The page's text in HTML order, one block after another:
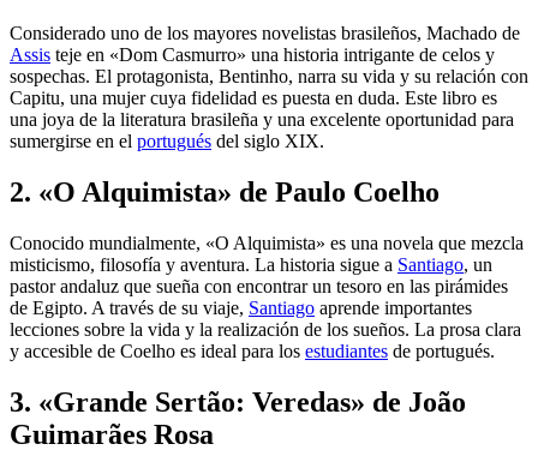
Considerado uno de los mayores novelistas brasileños, Machado de
Assis teje en «Dom Casmurro» una historia intrigante de celos y
sospechas. El protagonista, Bentinho, narra su vida y su relación con
Capitu, una mujer cuya fidelidad es puesta en duda. Este libro es
una joya de la literatura brasileña y una excelente oportunidad para
sumergirse en el portugués del siglo XIX.
2. «O Alquimista» de Paulo Coelho
Conocido mundialmente, «O Alquimista» es una novela que mezcla
misticismo, filosofía y aventura. La historia sigue a Santiago, un
pastor andaluz que sueña con encontrar un tesoro en las pirámides
de Egipto. A través de su viaje, Santiago aprende importantes
lecciones sobre la vida y la realización de los sueños. La prosa clara
y accesible de Coelho es ideal para los estudiantes de portugués.
3. «Grande Sertão: Veredas» de João
Guimarães Rosa